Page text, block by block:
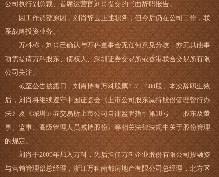
公司执行副总裁、首席运营官刘肖提交的书面辞职报告。
因工作调整原因，刘肖辞去上述职务，但今后仍在公司工作，联
系战略投资业务。
万科称，刘肖已确认与万科董事会无任何意见分歧，亦无其他事
项需提请万科股东、债权人、深圳证券交易所或香港联合交易所有限
公司关注。
截至公告披露日，刘肖持有万科股票157，600股。本次辞职生效
后，刘肖将继续遵守中国证监会《上市公司股东减持股份管理暂行办
法》及《深圳证券交易所上市公司自律监管指引第18号——股东及董
事、监事、高级管理人员减持股份》等相关法律法规中关于股份管理
的规定。
刘肖于2009年加入万科，先后担任万科企业股份有限公司投融资
与营销管理部总经理，浙江万科南都房地产有限公司总经理，北方区